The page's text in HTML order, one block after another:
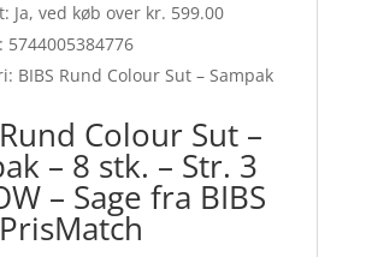
Ja, ved køb over kr. 599.00
5744005384776
BIBS Rund Colour Sut – Sampak
Colour Sut –
– 8 stk. – Str. 3
– Sage fra BIBS